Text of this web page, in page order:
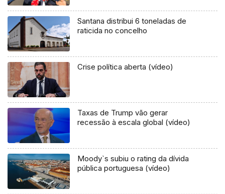
Santana distribui 6 toneladas de
raticida no concelho
Crise política aberta (vídeo)
Taxas de Trump vão gerar
recessão à escala global (vídeo)
Moody`s subiu o rating da dívida
pública portuguesa (vídeo)